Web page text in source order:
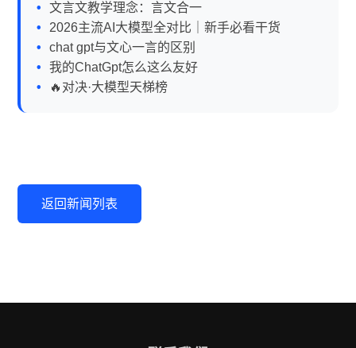
文言文教学理念：言文合一
2026主流AI大模型全对比｜新手必看干货
chat gpt与文心一言的区别
我的ChatGpt怎么这么友好
🔥对决·大模型天梯榜
返回新闻列表